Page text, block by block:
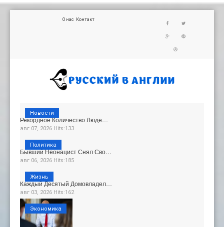
О нас Контакт
Рекордное Количество Люде…
авг 07, 2026 Hits:133
Новости
Бывший Неонацист Снял Сво…
авг 06, 2026 Hits:185
Политика
Каждый Десятый Домовладел…
авг 03, 2026 Hits:162
Жизнь
Экономика